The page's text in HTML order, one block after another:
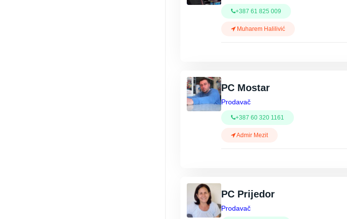
+387 61 825 009
Muharem Halilivić
PC Mostar
Prodavač
+387 60 320 1161
Admir Mezit
PC Prijedor
Prodavač